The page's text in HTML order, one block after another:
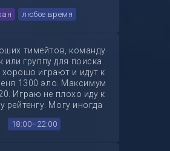
любое время
тимейтов, команду
или группу для поиска
играют и идут к
1300 эло. Максимум
Играю не плохо иду к
рейтенгу. Могу иногда
на твиче dan1k__16.
лучше в ТГ так как в дс
18:00–22:00